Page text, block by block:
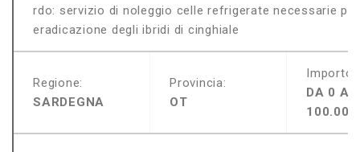
rdo: servizio di noleggio celle refrigerate necessarie
eradicazione degli ibridi di cinghiale
Regione:
SARDEGNA
Provincia:
OT
Importo:
DA 0 A
100.000